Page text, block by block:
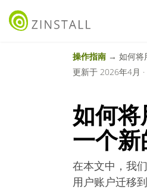
操作指南 → 如何将
更新于 2026年4月
如何
一个
在本文中，我
用户账户迁移